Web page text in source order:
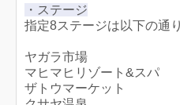
・ステージ
指定8ステージは以下の通
ヤガラ市場
マヒマヒリゾート&スパ
ザトウマーケット